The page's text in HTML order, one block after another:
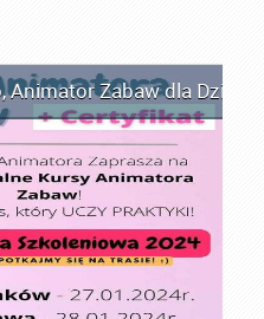
,Animator Zabaw dla Dzieci